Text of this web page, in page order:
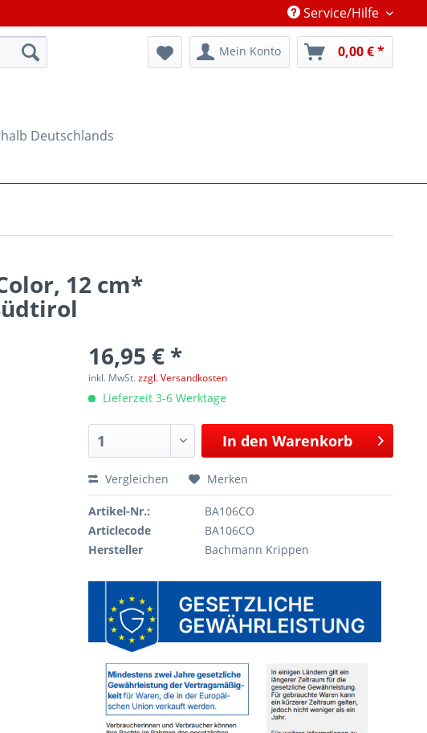
Service/Hilfe
Mein Konto 0,00 € *
Deutschlands
12 cm*
16,95 € *
inkl. MwSt.zzgl. Versandkosten
Lieferzeit 3-6 Werktage
In den Warenkorb
Vergleichen Merken
Artikel-Nr.:
BA106CO
Articlecode
BA106CO
Hersteller
Bachmann Krippen